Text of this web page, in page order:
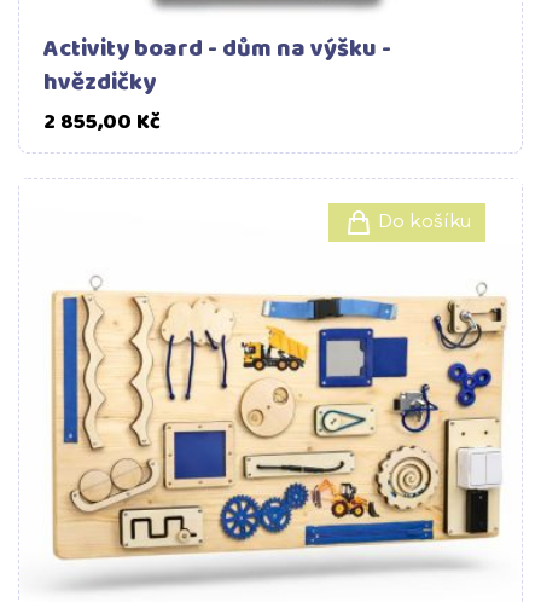
Activity board - dům na výšku -
hvězdičky
2 855,00 KčCena
Do košíku